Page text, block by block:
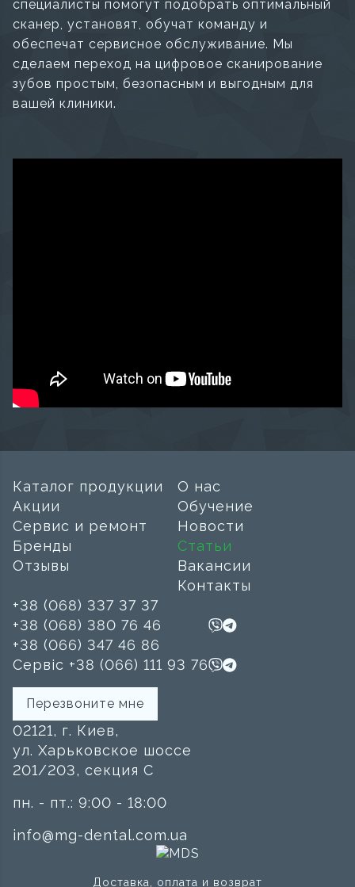
специалисты помогут подобрать оптимальный
сканер, установят, обучат команду и
обеспечат сервисное обслуживание. Мы
сделаем переход на цифровое сканирование
зубов простым, безопасным и выгодным для
вашей клиники.
Доставка, оплата и возврат
Каталог продукции
Акции
Сервис и ремонт
Бренды
Отзывы
О нас
Обучение
Новости
Статьи
Вакансии
Контакты
+38 (068) 337 37 37
+38 (068) 380 76 46
+38 (066) 347 46 86
Сервіс +38 (066) 111 93 76
Перезвоните мне
02121, г. Киев,
ул. Харьковское шоссе
201/203, секция C
пн. - пт.: 9:00 - 18:00
info@mg-dental.com.ua